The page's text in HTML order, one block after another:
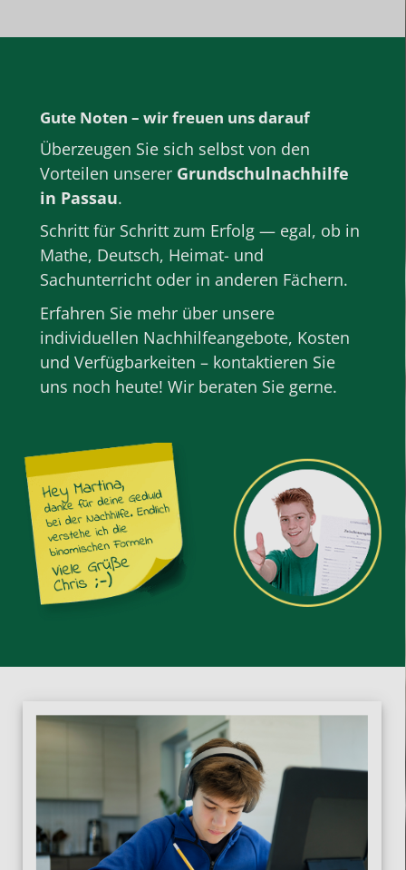
Gute Noten – wir freuen uns darauf
Überzeugen Sie sich selbst von den
Vorteilen unserer Grundschulnachhilfe
in Passau.
Schritt für Schritt zum Erfolg — egal, ob in
Mathe, Deutsch, Heimat- und
Sachunterricht oder in anderen Fächern.
Erfahren Sie mehr über unsere
individuellen Nachhilfeangebote, Kosten
und Verfügbarkeiten – kontaktieren Sie
uns noch heute! Wir beraten Sie gerne.